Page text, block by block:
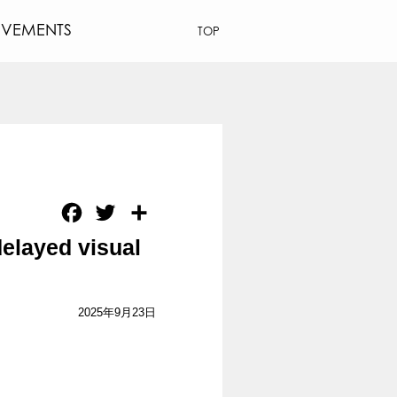
TOP
Facebook
Twitter
visual
2025年9月23日